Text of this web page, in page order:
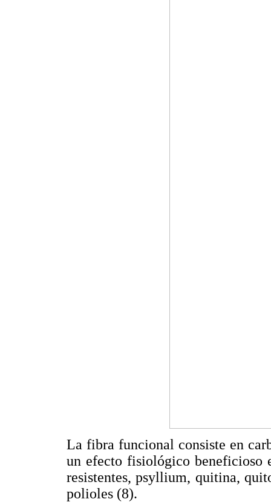
La fibra funcional consiste en
un efecto fisiológico beneficioso
resistentes, psyllium, quitina,
polioles (8).